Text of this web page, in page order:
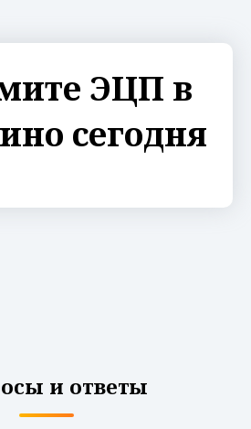
ЭЦП в
сегодня
и ответы